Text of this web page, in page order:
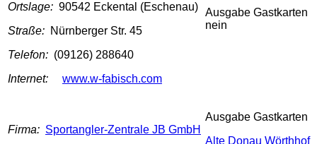
Ortslage: 90542 Eckental (Eschenau)
Straße: Nürnberger Str. 45
Telefon: (09126) 288640
Internet:
www.w-fabisch.com
Ausgabe Gastkarten
nein
Firma: Sportangler-Zentrale JB GmbH
Ausgabe Gastkarten
Alte Donau Wörthhof